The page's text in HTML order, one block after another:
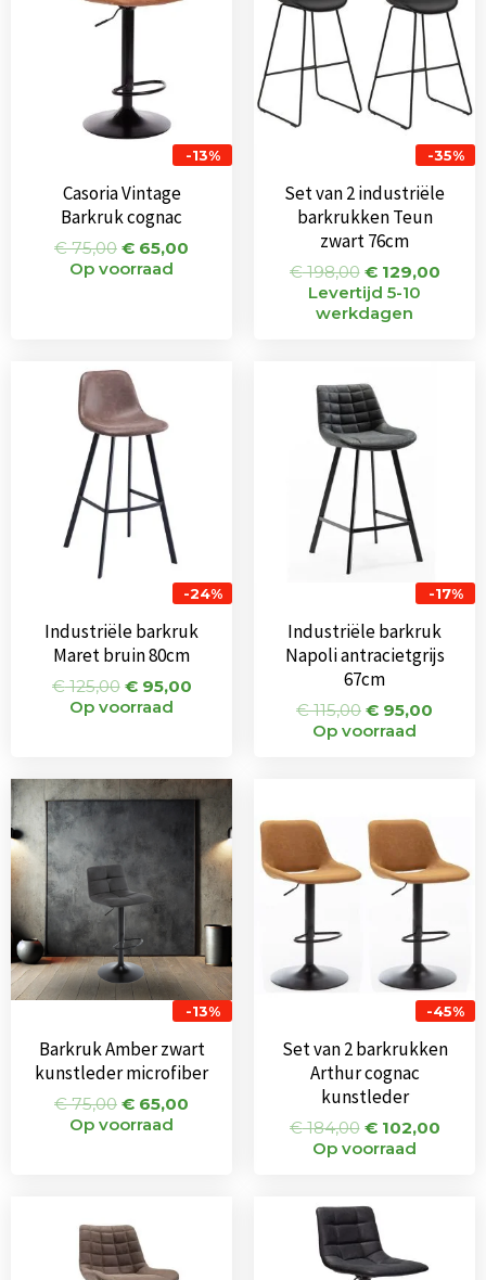
-13%
Casoria Vintage
Barkruk cognac
€75,00 € 65,00
Op voorraad
-35%
Set van 2 industriële
barkrukken Teun
zwart 76cm
€198,00 €129,00
Levertijd 5-10
werkdagen
-24%
Industriële barkruk
Maret bruin 80cm
€125,00
Oorspronkelijke
prijs
was:
€ 125,00.
€95,00
Op voorraad
-17%
Industriële barkruk
Napoli antracietgrijs
67cm
€115,00
prijs
was:
€ 115,00.
€ 95,00
Op voorraad
-13%
Barkruk Amber zwart
kunstleder microfiber
€75,00
Oorspronkelijke
prijs
€ 75,00.
€ 65,00
Huidige
prijs
is:
€ 65,00.
Op voorraad
-45%
Set van 2 barkrukken
Arthur cognac
kunstleder
€184,00
was:
€ 184,00.
€102,00
€
Op voorraad
prijs
was:
€ 155,00.
prijs
was:
€ 75,00.